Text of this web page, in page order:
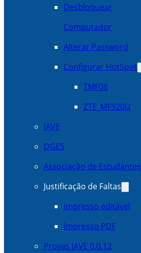
Desbloquear
Computador
Alterar Password
Configurar HotSpot
TMF08
ZTE_MF920U
IAVE
DGES
Associação de Estudantes
Justificação de Faltas
Impresso editável
Impresso PDF
Provas IAVE 0.0.12